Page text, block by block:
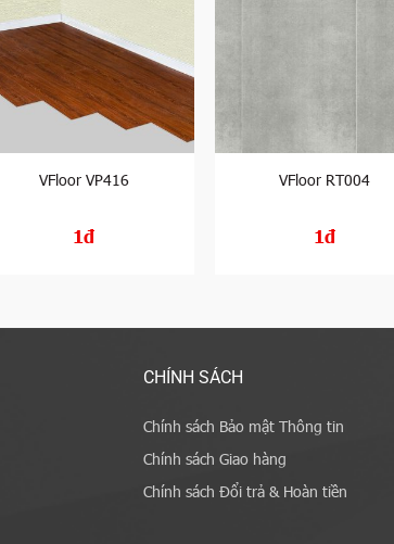
VFloor VP416
1đ
VFloor RT004
1đ
CHÍNH SÁCH
Chính sách Bảo mật Thông tin
Chính sách Giao hàng
Chính sách Đổi trả & Hoàn tiền